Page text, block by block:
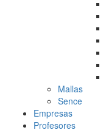
Mallas
Sence
Empresas
Profesores